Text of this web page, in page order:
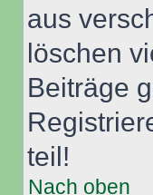
aus
löschen
Beiträge
teil!
Nach oben